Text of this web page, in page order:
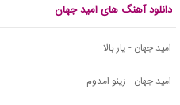
دانلود آهنگ های امید جهان
امید جهان - یار بالا
امید جهان - زینو امدوم